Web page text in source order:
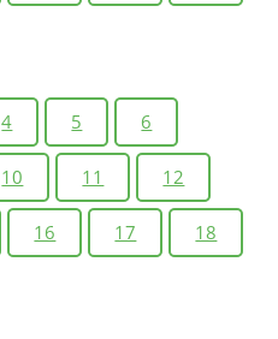
4 5 6
10 11 12
16 17 18